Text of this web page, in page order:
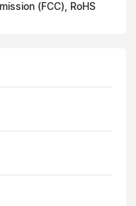
(FCC), RoHS